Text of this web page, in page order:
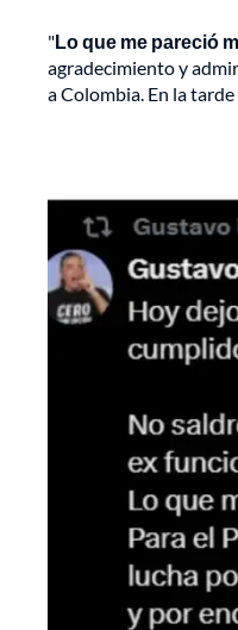
"Lo que me pareció
agradecimiento y
a Colombia. En la